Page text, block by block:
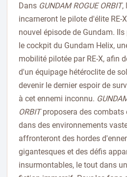
Dans GUNDAM ROGUE ORBIT,
incarneront le pilote d'élite RE-
nouvel épisode de Gundam.
le cockpit du Gundam Helix,
mobilité pilotée par RE-X, afin
d'un équipage hétéroclite de
devenir le dernier espoir de
à cet ennemi inconnu.
ORBITproposera des combats
dans des environnements
affronteront des hordes
gigantesques et des défis
insurmontables, le tout dans